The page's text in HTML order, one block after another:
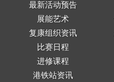
最新活动预告
展能艺术
复康组织资讯
比赛日程
进修课程
港铁站资讯